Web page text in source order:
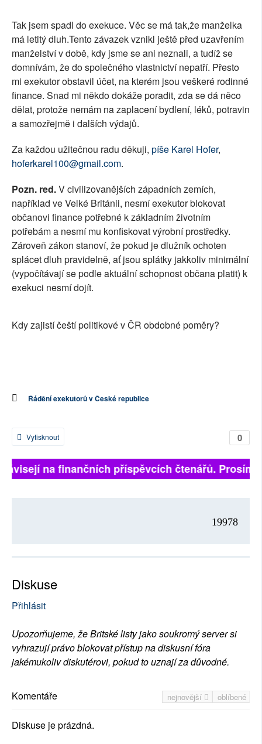
RUBRIKY
PLNÁ VERZE STRÁNEK
Tak jsem spadl do exekuce. Věc se má tak,že manželka
má letitý dluh.Tento závazek vznikl ještě před uzavřením
manželství v době, kdy jsme se ani neznali, a tudíž se
domnívám, že do společného vlastnictví nepatří. Přesto
mi exekutor obstavil účet, na kterém jsou veškeré rodinné
finance. Snad mi někdo dokáže poradit, zda se dá něco
dělat, protože nemám na zaplacení bydlení, léků, potravin
a samozřejmě i dalších výdajů.
Za každou užitečnou radu děkuji, píše Karel Hofer,
hoferkarel100@gmail.com.
Pozn. red.V civilizovanějších západních zemích,
například ve Velké Británii, nesmí exekutor blokovat
občanovi finance potřebné k základním životním
potřebám a nesmí mu konfiskovat výrobní prostředky.
Zároveň zákon stanoví, že pokud je dlužník ochoten
splácet dluh pravidelně, ať jsou splátky jakkoliv minimální
(vypočítávají se podle aktuální schopnost občana platit) k
exekuci nesmí dojít.
Kdy zajistí čeští politikové v ČR obdobné poměry?
Řádění exekutorů v České republice
0
Vytisknout
na finančních příspěvcích čtenářů.
19978
Diskuse
Přihlásit
Upozorňujeme, že Britské listy jako soukromý server si
vyhrazují právo blokovat přístup na diskusní fóra
jakémukoliv diskutérovi, pokud to uznají za důvodné.
nejnovější oblíbené
Komentáře
Diskuse je prázdná.